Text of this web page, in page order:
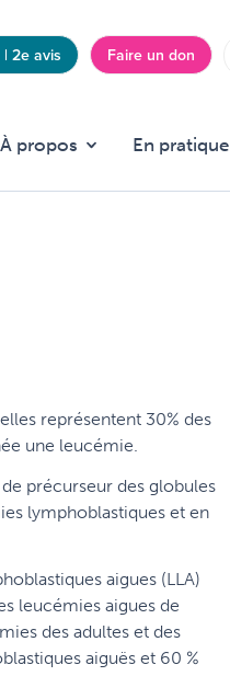
2e avis Faire un don
À propos En pratique
représentent 30% des
une leucémie.
précurseur des globules
lymphoblastiques et en
aigues (LLA)
leucémies aigues de
des adultes et des
aiguës et 60 %